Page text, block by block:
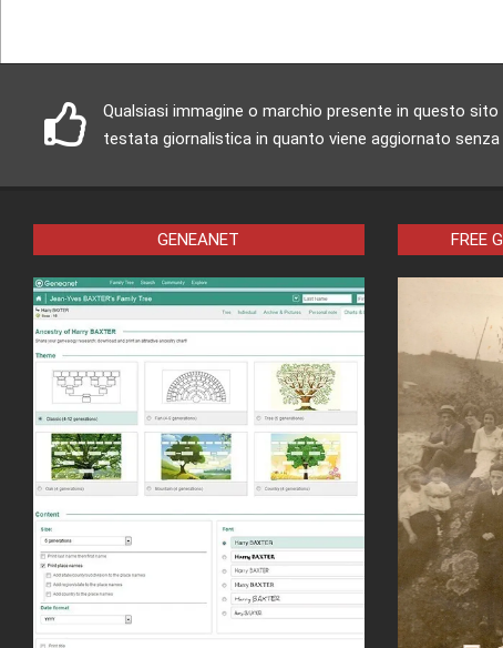
Qualsiasi immagine o marchio presente in questo
testata giornalistica in quanto viene aggiornato
GENEANET FREE